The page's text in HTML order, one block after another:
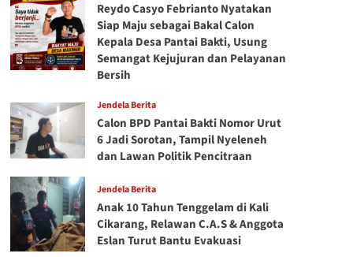
Reydo Casyo Febrianto Nyatakan
Siap Maju sebagai Bakal Calon
Kepala Desa Pantai Bakti, Usung
Semangat Kejujuran dan Pelayanan
Bersih
Jendela Berita
Calon BPD Pantai Bakti Nomor Urut
6 Jadi Sorotan, Tampil Nyeleneh
dan Lawan Politik Pencitraan
Jendela Berita
Anak 10 Tahun Tenggelam di Kali
Cikarang, Relawan C.A.S & Anggota
Eslan Turut Bantu Evakuasi